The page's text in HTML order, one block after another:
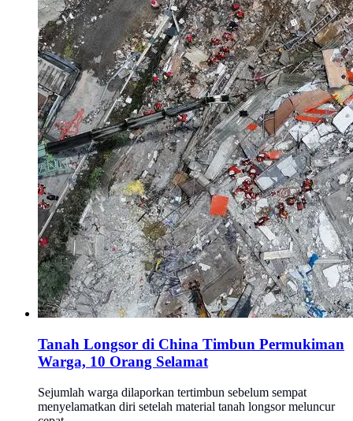
Tanah Longsor di China Timbun Permukiman
Warga, 10 Orang Selamat
Sejumlah warga dilaporkan tertimbun sebelum sempat
menyelamatkan diri setelah material tanah longsor meluncur